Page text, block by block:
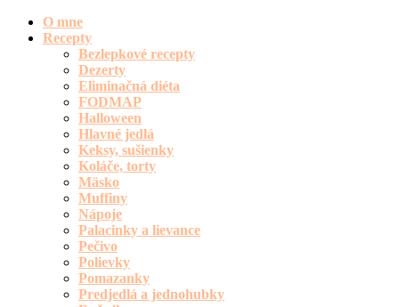
O mne
Recepty
Bezlepkové recepty
Dezerty
Eliminačná diéta
FODMAP
Halloween
Hlavné jedlá
Keksy, sušienky
Koláče, torty
Mäsko
Muffiny
Nápoje
Palacinky a lievance
Pečivo
Polievky
Pomazanky
Predjedlá a jednohubky